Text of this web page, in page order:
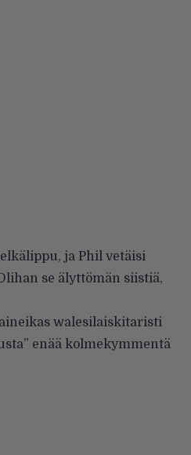
ja Phil vetäisi
se älyttömän siistiä,
walesilaiskitaristi
enää kolmekymmentä